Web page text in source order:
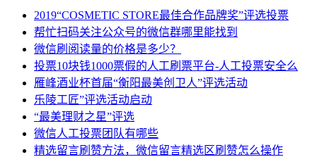
2019“COSMETIC STORE最佳合作品牌奖”评选投票
帮忙扫码关注公众号的微信群哪里能找到
微信刷阅读量的价格是多少？
投票10块钱1000票假的人工刷票平台-人工投票安全么
雁峰酒业杯首届“衡阳最美创卫人”评选活动
乐陵工匠”评选活动启动
“最美理财之星”评选
微信人工投票团队有哪些
精选留言刷赞方法，微信留言精选区刷赞怎么操作